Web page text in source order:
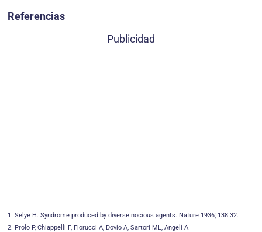
Referencias
Publicidad
1. Selye H. Syndrome produced by diverse nocious agents. Nature 1936; 138:32.
2. Prolo P, Chiappelli F, Fiorucci A, Dovio A, Sartori ML, Angeli A.